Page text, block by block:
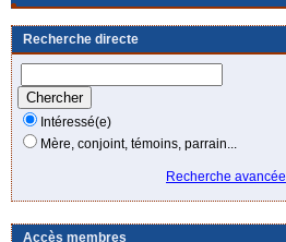
Recherche directe
Intéressé(e)
Mère, conjoint, témoins, parrain...
Recherche avancée
Accès membres